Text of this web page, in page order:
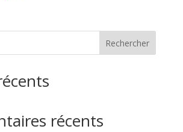
30,00€
180,00€
Rechercher
récents